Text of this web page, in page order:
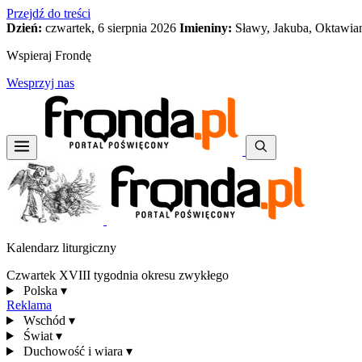
Przejdź do treści
Dzień: czwartek, 6 sierpnia 2026 Imieniny: Sławy, Jakuba,
Wspieraj Frondę
Wesprzyj nas
Kalendarz liturgiczny
Czwartek XVIII tygodnia okresu zwykłego
Polska ▾
Reklama
Wschód ▾
Świat ▾
Duchowość i wiara ▾